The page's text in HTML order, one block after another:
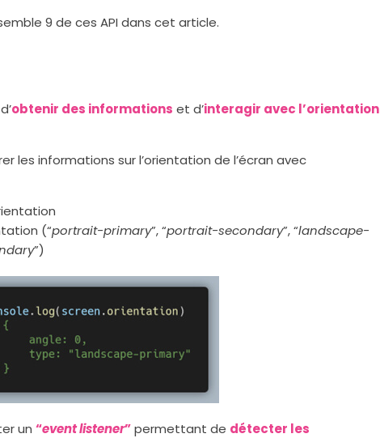
9 de ces API dans cet article.
obtenir des informations et d’interagir avec l’orientation
les informations sur l’orientation de l’écran avec
(“portrait-primary”, “portrait-secondary”, “landscape-
”)
un “event listener”permettant de détecter les